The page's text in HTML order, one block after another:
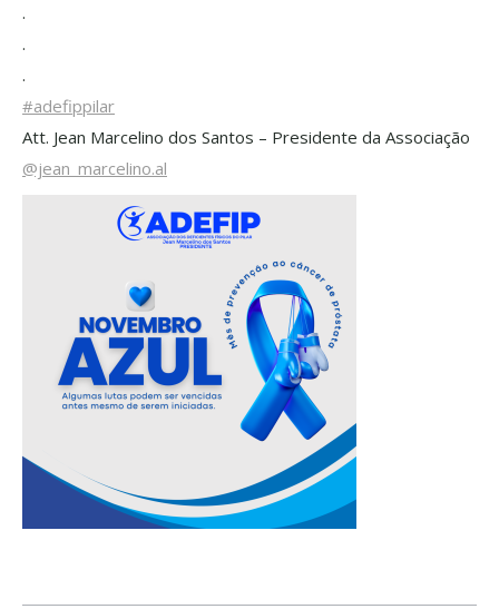
.
.
.
#adefippilar
Att. Jean Marcelino dos Santos – Presidente da Associação
@jean_marcelino.al